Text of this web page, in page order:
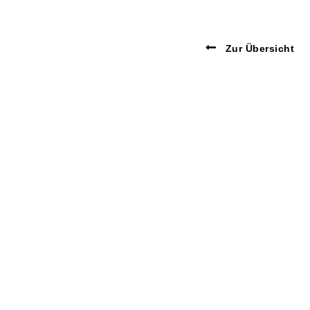
Zur Übersicht